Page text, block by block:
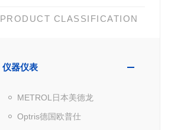
PRODUCT CLASSIFICATION
仪器仪表
METROL日本美德龙
Optris德国欧普仕